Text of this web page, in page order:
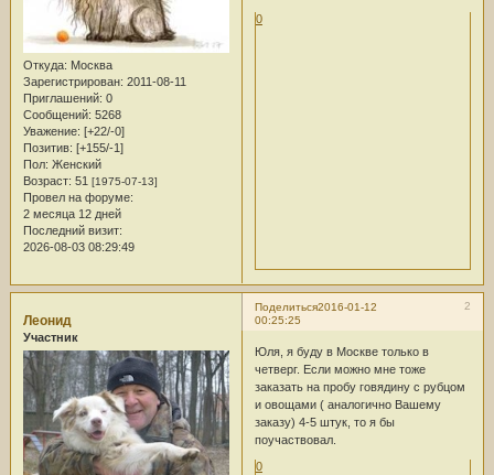
Откуда: Москва
Зарегистрирован: 2011-08-11
Приглашений: 0
Сообщений: 5268
Уважение: [+22/-0]
Позитив: [+155/-1]
Пол: Женский
Возраст: 51 [1975-07-13]
Провел на форуме:
2 месяца 12 дней
Последний визит:
2026-08-03 08:29:49
0
Поделиться 2
2016-01-12
00:25:25
Леонид
Участник
Юля, я буду в Москве только в
четверг. Если можно мне тоже
заказать на пробу говядину с рубцом
и овощами ( аналогично Вашему
заказу) 4-5 штук, то я бы
поучаствовал.
0